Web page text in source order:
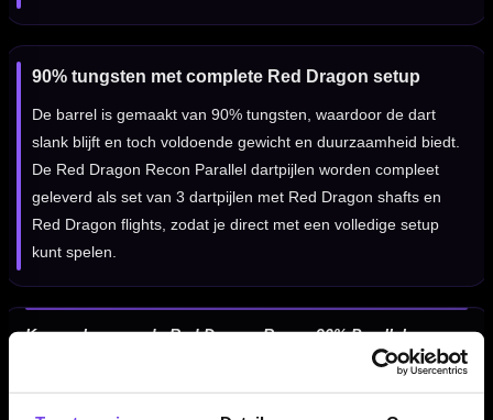
90% tungsten met complete Red Dragon setup
De barrel is gemaakt van 90% tungsten, waardoor de dart
slank blijft en toch voldoende gewicht en duurzaamheid biedt.
De Red Dragon Recon Parallel dartpijlen worden compleet
geleverd als set van 3 dartpijlen met Red Dragon shafts en
Red Dragon flights, zodat je direct met een volledige setup
kunt spelen.
Kenmerken van de Red Dragon Recon 90% Parallel
✓ Red Dragon Recon Parallel steeltip dartpijlen